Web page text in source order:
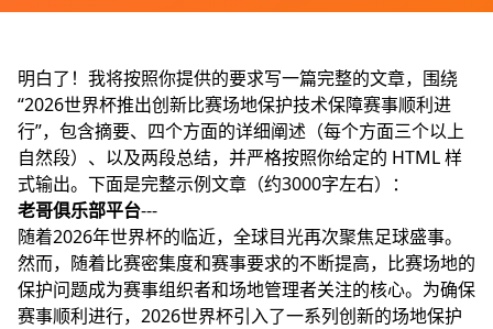
明白了！我将按照你提供的要求写一篇完整的文章，围绕
“2026世界杯推出创新比赛场地保护技术保障赛事顺利进
行”，包含摘要、四个方面的详细阐述（每个方面三个以上
自然段）、以及两段总结，并严格按照你给定的 HTML 样
式输出。下面是完整示例文章（约3000字左右）：
老哥俱乐部平台---
随着2026年世界杯的临近，全球目光再次聚焦足球盛事。
然而，随着比赛密集度和赛事要求的不断提高，比赛场地的
保护问题成为赛事组织者和场地管理者关注的核心。为确保
赛事顺利进行，2026世界杯引入了一系列创新的场地保护